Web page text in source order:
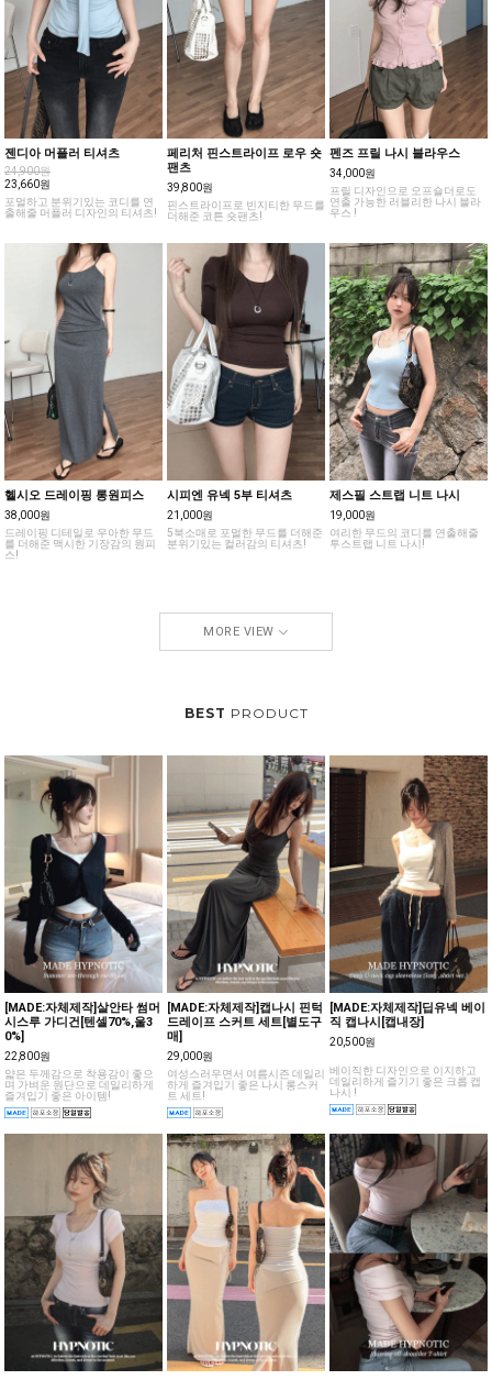
젠디아 머플러 티셔츠
24,900원
23,660원
포멀하고 분위기있는 코디를 연
출해줄 머플러 디자인의 티셔츠!
페리처 핀스트라이프 로우 숏
팬츠
39,800원
핀스트라이프로 빈지티한 무드를
더해준 코튼 숏팬츠!
펜즈 프릴 나시 블라우스
34,000원
프릴 디자인으로 오프숄더로도
연출 가능한 러블리한 나시 블라
우스 !
헬시오 드레이핑 롱원피스
38,000원
드레이핑 디테일로 우아한 무드
를 더해준 맥시한 기장감의 원피
스!
시피엔 유넥 5부 티셔츠
21,000원
5북소매로 포멀한 무드를 더해준
분위기있는 컬러감의 티셔츠!
제스필 스트랩 니트 나시
19,000원
여리한 무드의 코디를 연출해줄
투스트랩 니트 나시!
MORE VIEW
BEST PRODUCT
[MADE:자체제작]살안타 썸머
시스루 가디건[텐셀70%,울3
0%]
22,800원
얇은 두께감으로 착용감이 좋으
며 가벼운 원단으로 데일리하게
즐겨입기 좋은 아이템!
[MADE:자체제작]캡나시 핀턱
드레이프 스커트 세트[별도구
매]
29,000원
여성스러우면서 여름시즌 데일리
하게 즐겨입기 좋은 나시 롱스커
트 세트!
[MADE:자체제작]딥유넥 베이
직 캡나시[캡내장]
20,500원
베이직한 디자인으로 이지하고
데일리하게 즐기기 좋은 크롭 캡
나시 !